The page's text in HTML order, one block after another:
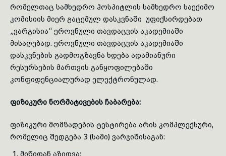
რომელთაც სამხედრო ჰოსპიტლის სამხედრო საექიმო
კომისიის მიერ გაცემულ დასკვნაში უფიქსირდებათ
„ვარგისია“ ეროვნული თავდაცვის აკადემიაში
მისაღებად. ეროვნული თავდაცვის აკადემიაში
დასკვნების გადმოგზავნა ხდება ადამიანური
რესურსების მართვის განყოფილებაში
კონფიდენციალურად ელექტრონულად.
ფიზიკური ნორმატივების ჩაბარება:
ფიზიკური მომზადების ტესტირება არის კომპლექსური,
რომელიც შედგება 3 (სამი) ვარჯიშისაგან:
მიწიდან აზიდვა;